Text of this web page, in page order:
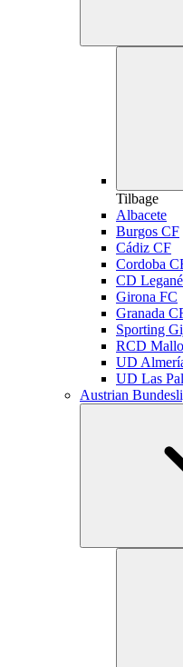
Tilbage
Albacete
Burgos CF
Cádiz CF
Cordoba
CD
Girona FC
Granada
Sporting
RCD
UD
UD Las
Austrian